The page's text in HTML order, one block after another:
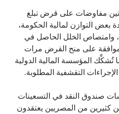
مفاوضات على قرض تبلغ
لإعادة بعض التوازن لمالية الحكومة،
وامتصاص الخلل الحاصل في
على منح القرض مرات
تُشكِّك المؤسسة المالية الدولية
التقشفية المطلوبة.
صندوق النقد في التسعينات
كثيرين من المصريين يعتقدون